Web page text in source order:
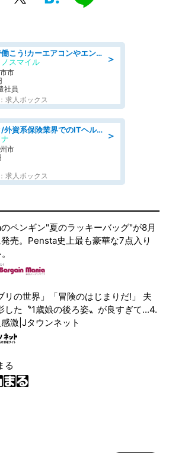
＞
自動車工場で働こう!カーエアコンやエンジンの製造・加工業務/寮完備 denso aichi
スマイル
市
社員
求人ボックス
＞
ヘルプデスク/外資系保険業界でのITヘルプデスク業務/駅近/即日勤務可/ヘルプデスク
市
求人ボックス
ペンギン"夏のラッキーバッグ"が8月
売。Pensta史上最も豪華な7点入り
リの世界」「冒険のはじまりだ!」 夫
した〝1歳娘の後ろ姿〟が良すぎて...4.
激|Jタウンネット
る